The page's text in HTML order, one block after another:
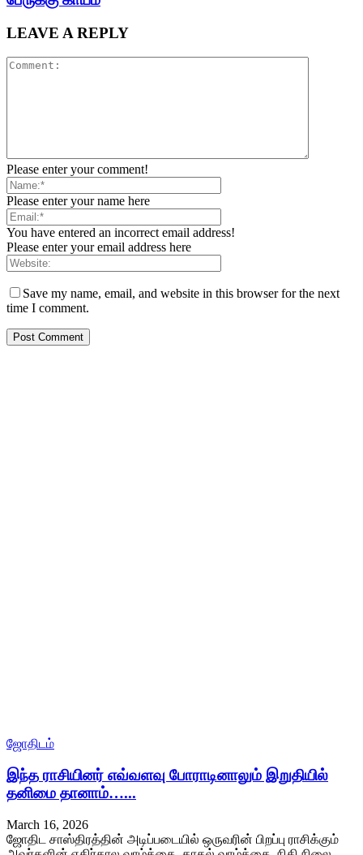
LEAVE A REPLY
Please enter your comment!
Please enter your name here
You have entered an incorrect email address!
Please enter your email address here
Save my name, email, and website in this browser for the next
time I comment.
ஜோதிடம்
இந்த ராசியினர் எவ்வளவு போராடினாலும் இறுதியில்
தனிமை தானாம்…...
March 16, 2026
ஜோதிட சாஸ்திரத்தின் அடிப்படையில் ஒருவரின் பிறப்பு ராசிக்கும்